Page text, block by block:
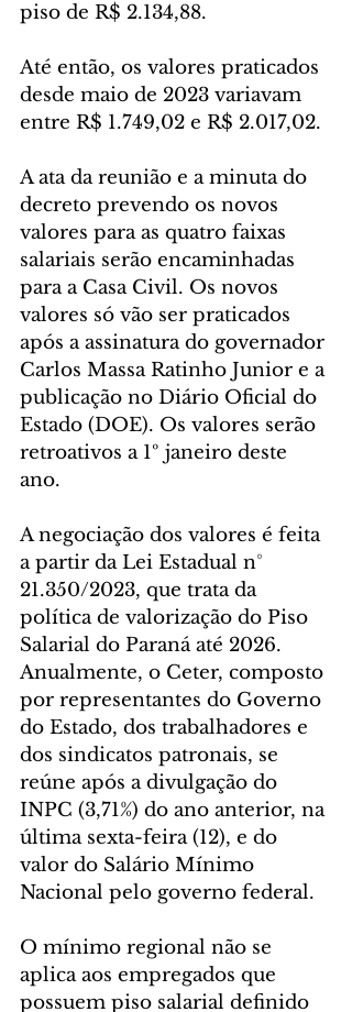
piso de R$ 2.134,88.
Até então, os valores praticados
desde maio de 2023 variavam
entre R$ 1.749,02 e R$ 2.017,02.
A ata da reunião e a minuta do
decreto prevendo os novos
valores para as quatro faixas
salariais serão encaminhadas
para a Casa Civil. Os novos
valores só vão ser praticados
após a assinatura do governador
Carlos Massa Ratinho Junior e a
publicação no Diário Oficial do
Estado (DOE). Os valores serão
retroativos a 1º janeiro deste
ano.
A negociação dos valores é feita
a partir da Lei Estadual n°
21.350/2023, que trata da
política de valorização do Piso
Salarial do Paraná até 2026.
Anualmente, o Ceter, composto
por representantes do Governo
do Estado, dos trabalhadores e
dos sindicatos patronais, se
reúne após a divulgação do
INPC (3,71%) do ano anterior, na
última sexta-feira (12), e do
valor do Salário Mínimo
Nacional pelo governo federal.
O mínimo regional não se
aplica aos empregados que
possuem piso salarial definido